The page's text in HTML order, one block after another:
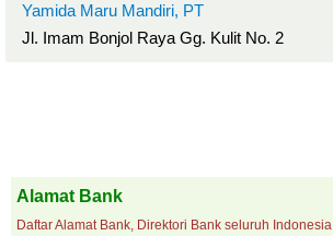
Yamida Maru Mandiri, PT
Jl. Imam Bonjol Raya Gg. Kulit No. 2
Alamat Bank
Daftar Alamat Bank, Direktori Bank seluruh Indonesia